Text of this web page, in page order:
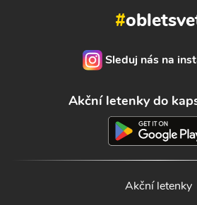
#
Sleduj nás na
Akční letenky do
Akční letenky